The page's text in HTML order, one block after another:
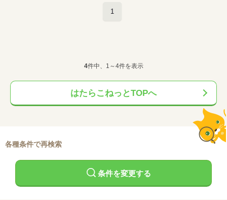
1
4件中、1～4件を表示
はたらこねっとTOPへ
各種条件で再検索
条件を変更する